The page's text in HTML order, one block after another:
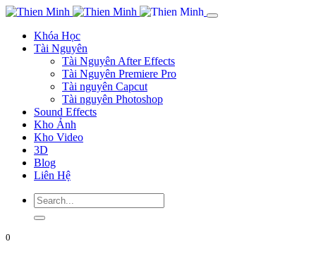
Khóa Học
Tài Nguyên
Tài Nguyên After Effects
Tài Nguyên Premiere Pro
Tài nguyên Capcut
Tài nguyên Photoshop
Sound Effects
Kho Ảnh
Kho Video
3D
Blog
Liên Hệ
0